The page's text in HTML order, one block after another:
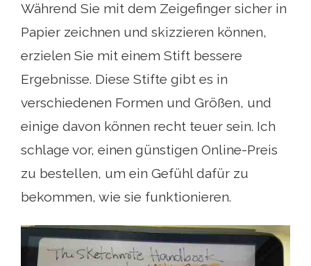
Während Sie mit dem Zeigefinger sicher in
Papier zeichnen und skizzieren können,
erzielen Sie mit einem Stift bessere
Ergebnisse. Diese Stifte gibt es in
verschiedenen Formen und Größen, und
einige davon können recht teuer sein. Ich
schlage vor, einen günstigen Online-Preis
zu bestellen, um ein Gefühl dafür zu
bekommen, wie sie funktionieren.